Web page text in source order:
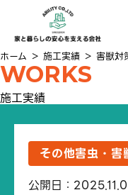
ホーム ＞ 施工実績 ＞ 害獣対
WORKS
施工実績
その他害虫・害
公開日：